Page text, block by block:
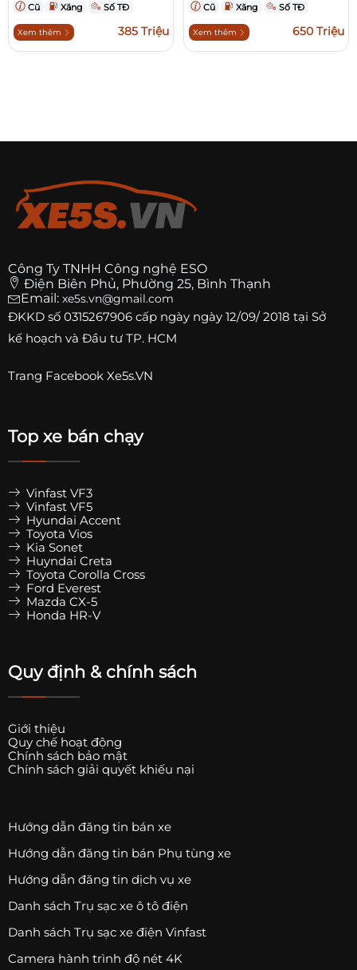
Cũ Xăng Số TĐ
Xem thêm 385 Triệu
Cũ Xăng Số TĐ
Xem thêm 650 Triệu
Công Ty TNHH Công nghệ ESO
Điện Biên Phủ, Phường 25, Bình Thạnh
Email: xe5s.vn@gmail.com
ĐKKD số 0315267906 cấp ngày ngày 12/09/ 2018 tại Sở
kế hoạch và Đầu tư TP. HCM
Trang Facebook Xe5s.VN
Top xe bán chạy
Vinfast VF3
Vinfast VF5
Hyundai Accent
Toyota Vios
Kia Sonet
Huyndai Creta
Toyota Corolla Cross
Ford Everest
Mazda CX-5
Honda HR-V
Quy định & chính sách
Giới thiệu
Quy chế hoạt động
Chính sách bảo mật
Chính sách giải quyết khiếu nại
Hướng dẫn đăng tin bán xe
Hướng dẫn đăng tin bán Phụ tùng xe
Hướng dẫn đăng tin dịch vụ xe
Danh sách Trụ sạc xe ô tô điện
Danh sách Trụ sạc xe điện Vinfast
Camera hành trình độ nét 4K